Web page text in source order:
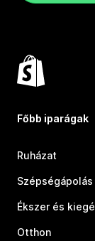
Főbb iparágak
Ruházat
Szépségápolás
Ékszer és
Otthon